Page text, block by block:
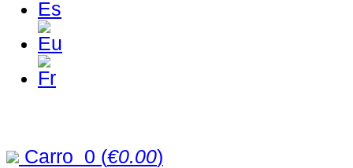
Carro 0 (€0.00)